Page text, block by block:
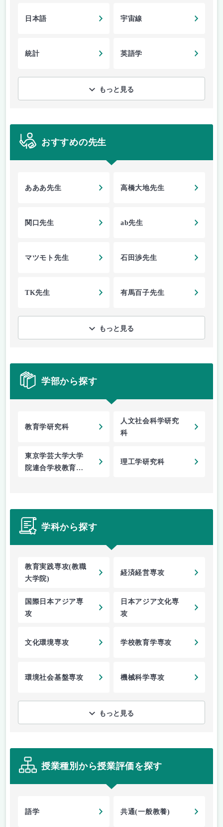
日本語 宇宙線
統計 英語学
もっと見る
おすすめの先生
あああ先生 高橋大地先生
関口先生 ab先生
マツモト先生 石田渉先生
TK先生 有馬百子先生
もっと見る
学部から探す
教育学研究科
人文社会科学研究
科
東京学芸大学大学
院連合学校教育学
理工学研究科
学科から探す
教育実践専攻(教職
大学院)
経済経営専攻
国際日本アジア専
攻
日本アジア文化専
攻
文化環境専攻 学校教育学専攻
環境社会基盤専攻 機械科学専攻
もっと見る
授業種別から授業評価を探す
語学 共通(一般教養)